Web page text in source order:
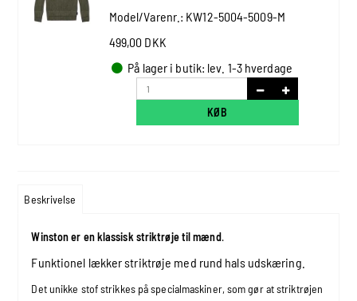
Model/Varenr.: KW12-5004-5009-M
499,00 DKK
På lager i butik: lev. 1-3 hverdage
KØB
Beskrivelse
Winston er en klassisk striktrøje til mænd.
Funktionel lækker striktrøje med rund hals udskæring.
Det unikke stof strikkes på specialmaskiner, som gør at striktrøjen